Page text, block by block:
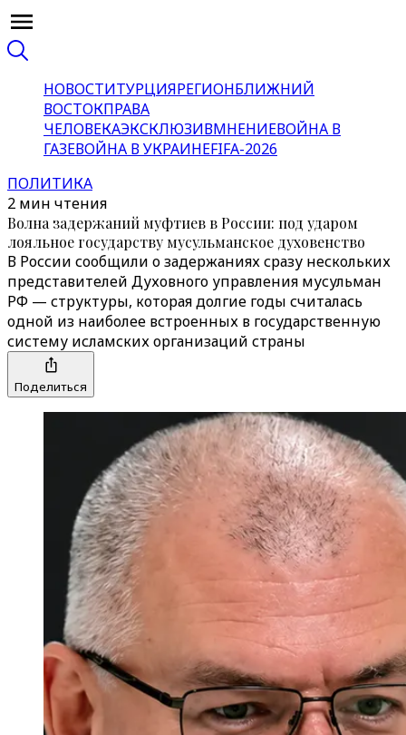
НОВОСТИТУРЦИЯРЕГИОНБЛИЖНИЙ
ВОСТОКПРАВА
ЧЕЛОВЕКАЭКСКЛЮЗИВМНЕНИЕВОЙНА В
ГАЗЕВОЙНА В УКРАИНЕFIFA-2026
ПОЛИТИКА
2 мин чтения
Волна задержаний муфтиев в России: под ударом
лояльное государству мусульманское духовенство
В России сообщили о задержаниях сразу нескольких
представителей Духовного управления мусульман
РФ — структуры, которая долгие годы считалась
одной из наиболее встроенных в государственную
систему исламских организаций страны
Поделиться